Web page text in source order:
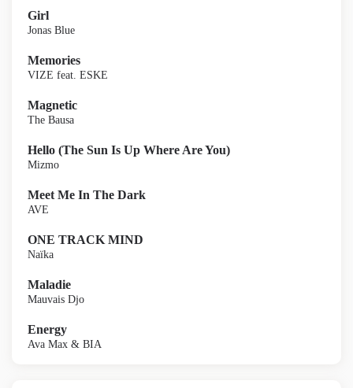
Girl
Jonas Blue
Memories
VIZE feat. ESKE
Magnetic
The Bausa
Hello (The Sun Is Up Where Are You)
Mizmo
Meet Me In The Dark
AVE
ONE TRACK MIND
Naïka
Maladie
Mauvais Djo
Energy
Ava Max & BIA